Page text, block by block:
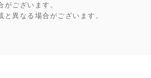
ございます。
異なる場合がございます。